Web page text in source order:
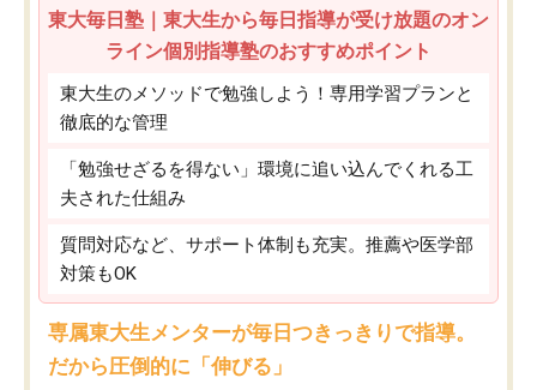
東大毎日塾｜東大生から毎日指導が受け放題のオン
ライン個別指導塾のおすすめポイント
東大生のメソッドで勉強しよう！専用学習プランと
徹底的な管理
「勉強せざるを得ない」環境に追い込んでくれる工
夫された仕組み
質問対応など、サポート体制も充実。推薦や医学部
対策もOK
専属東大生メンターが毎日つきっきりで指導。
だから圧倒的に「伸びる」